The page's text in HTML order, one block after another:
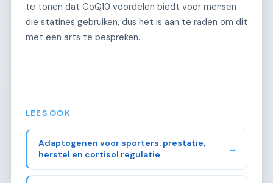
te tonen dat CoQ10 voordelen biedt voor mensen
die statines gebruiken, dus het is aan te raden om dit
met een arts te bespreken.
LEES OOK
Adaptogenen voor sporters: prestatie,
herstel en cortisol regulatie
→